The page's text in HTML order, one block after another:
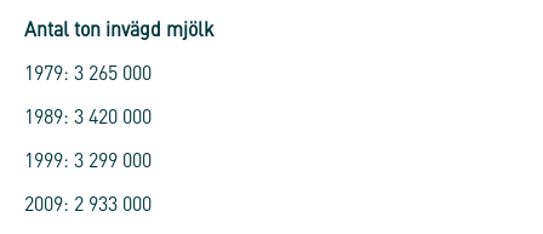
Antal ton invägd mjölk
1979: 3 265 000
1989: 3 420 000
1999: 3 299 000
2009: 2 933 000